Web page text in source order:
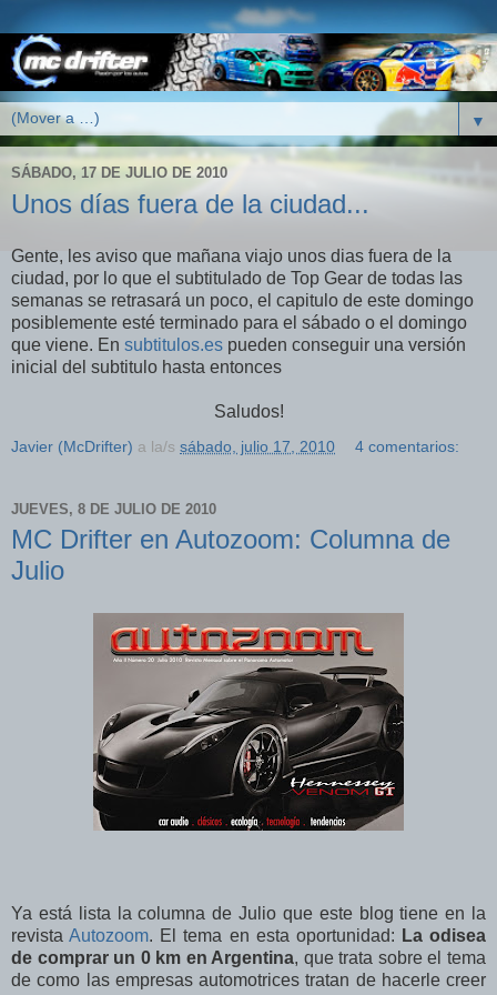
▼
SÁBADO, 17 DE JULIO DE 2010
Unos días fuera de la ciudad...
Gente, les aviso que mañana viajo unos dias fuera de la
ciudad, por lo que el subtitulado de Top Gear de todas las
semanas se retrasará un poco, el capitulo de este domingo
posiblemente esté terminado para el sábado o el domingo
que viene. En subtitulos.es pueden conseguir una versión
inicial del subtitulo hasta entonces
Saludos!
Javier (McDrifter) a la/s sábado, julio 17, 2010 4 comentarios:
JUEVES, 8 DE JULIO DE 2010
MC Drifter en Autozoom: Columna de
Julio
Ya está lista la columna de Julio que este blog tiene en la
revistaAutozoom. El tema en esta oportunidad: La odisea
de comprar un 0 km en Argentina, que trata sobre el tema
de como las empresas automotrices tratan de hacerle creer